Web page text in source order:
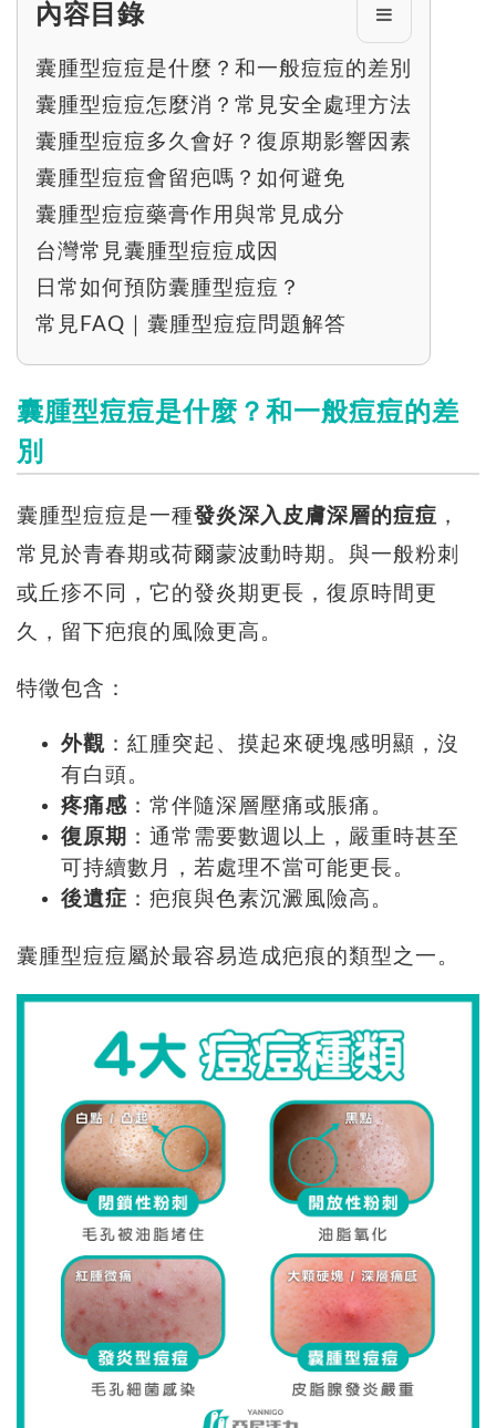
內容目錄
囊腫型痘痘是什麼？和一般痘痘的差別
囊腫型痘痘怎麼消？常見安全處理方法
囊腫型痘痘多久會好？復原期影響因素
囊腫型痘痘會留疤嗎？如何避免
囊腫型痘痘藥膏作用與常見成分
台灣常見囊腫型痘痘成因
日常如何預防囊腫型痘痘？
常見FAQ｜囊腫型痘痘問題解答
囊腫型痘痘是什麼？和一般痘痘的差
別
囊腫型痘痘是一種發炎深入皮膚深層的痘痘 ，
常見於青春期或荷爾蒙波動時期。與一般粉刺
或丘疹不同，它的發炎期更長，復原時間更
久，留下疤痕的風險更高。
特徵包含：
外觀 ：紅腫突起、摸起來硬塊感明顯，沒
有白頭。
疼痛感 ：常伴隨深層壓痛或脹痛。
復原期 ：通常需要數週以上，嚴重時甚至
可持續數月，若處理不當可能更長。
後遺症 ：疤痕與色素沉澱風險高。
囊腫型痘痘屬於最容易造成疤痕的類型之一。